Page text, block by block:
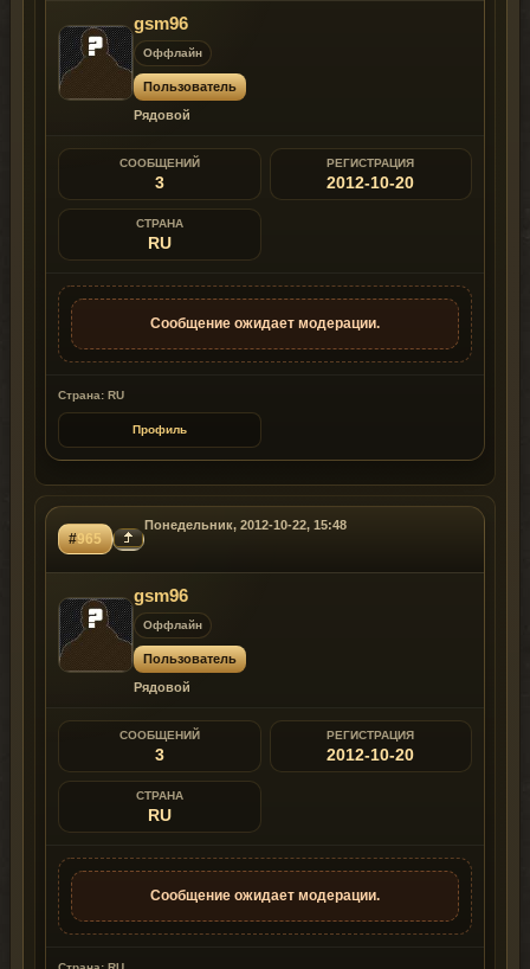
gsm96
Оффлайн
Пользователь
Рядовой
СООБЩЕНИЙ
3
РЕГИСТРАЦИЯ
2012-10-20
СТРАНА
RU
Сообщение ожидает модерации.
Страна: RU
Профиль
#965
Понедельник, 2012-10-22, 15:48
gsm96
Оффлайн
Пользователь
Рядовой
СООБЩЕНИЙ
3
РЕГИСТРАЦИЯ
2012-10-20
СТРАНА
RU
Сообщение ожидает модерации.